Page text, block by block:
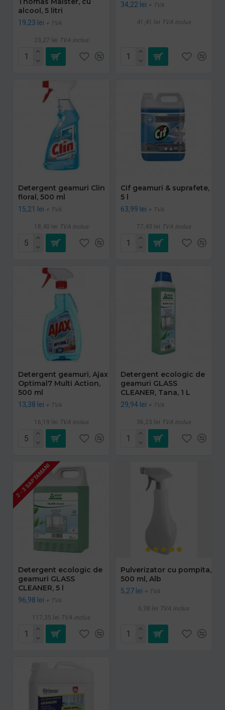
alcool, 5 litri
19,23 lei + TVA
23,27 lei TVA inclus
34,22 lei + TVA
41,41 lei TVA inclus
Detergent geamuri Clin
floral, 500 ml
15,21 lei + TVA
18,40 lei TVA inclus
Cif geamuri & suprafete,
5 l
63,99 lei + TVA
77,43 lei TVA inclus
Detergent geamuri, Ajax
Optimal7 Multi Action,
500 ml
13,38 lei + TVA
16,19 lei TVA inclus
Detergent ecologic de
geamuri GLASS
CLEANER, Tana, 1 L
29,94 lei + TVA
36,23 lei TVA inclus
2 - 3 SAPTAMANI
Detergent ecologic de
geamuri GLASS
CLEANER, 5 l
96,98 lei + TVA
117,35 lei TVA inclus
Pulverizator cu pompita,
500 ml, Alb
5,27 lei + TVA
6,38 lei TVA inclus